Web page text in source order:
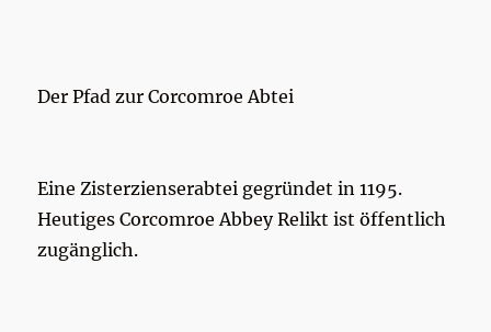
Der Pfad zur Corcomroe Abtei
Eine Zisterzienserabtei gegründet in 1195.
Heutiges Corcomroe Abbey Relikt ist öffentlich
zugänglich.